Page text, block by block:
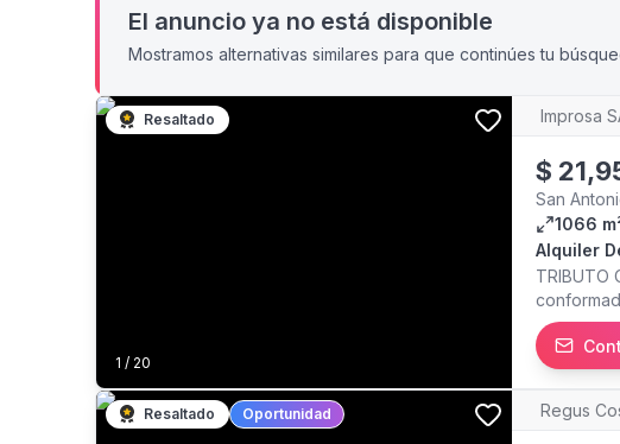
El anuncio ya no está disponible
Mostramos alternativas similares para que continúes tu
1 / 20
Resaltado Improsa
$
San
1066
Alquiler
TRIBUTO
diseño
tecnología
Resaltado Oportunidad Regus